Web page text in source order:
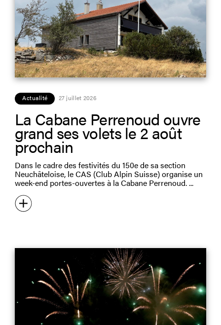
Actualité 27 juillet 2026
La Cabane Perrenoud ouvre
grand ses volets le 2 août
prochain
Dans le cadre des festivités du 150e de sa section
Neuchâteloise, le CAS (Club Alpin Suisse) organise un
week-end portes-ouvertes à la Cabane Perrenoud.